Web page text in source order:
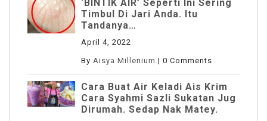
‘BINTIK AIR’ Seperti Ini Sering
Timbul Di Jari Anda. Itu
Tandanya…
April 4, 2022
By Aisya Millenium | 0 Comments
Cara Buat Air Keladi Ais Krim
Cara Syahmi Sazli Sukatan Jug
Dirumah. Sedap Nak Matey.